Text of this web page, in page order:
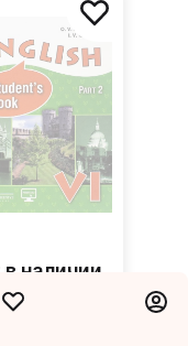
и
наличии
6 класс